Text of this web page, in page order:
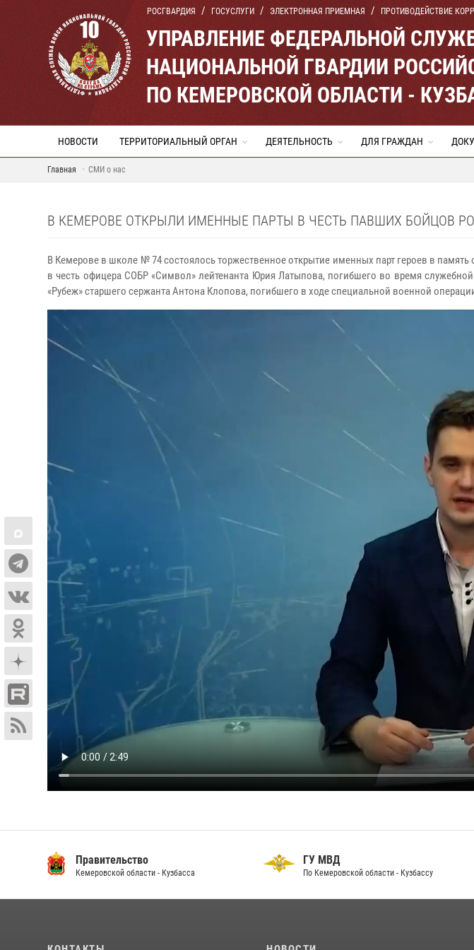
РОСГВАРДИЯ ГОСУСЛУГИ ЭЛЕКТРОННАЯ ПРИЕМНАЯ ПРОТИВОДЕЙСТВИЕ
УПРАВЛЕНИЕ ФЕДЕРАЛЬНОЙ
НАЦИОНАЛЬНОЙ ГВАРДИИ
ПО КЕМЕРОВСКОЙ ОБЛАСТИ -
НОВОСТИ ТЕРРИТОРИАЛЬНЫЙ ОРГАН ДЕЯТЕЛЬНОСТЬ ДЛЯ ГРАЖДАН
Главная СМИ о нас
В КЕМЕРОВЕ ОТКРЫЛИ ИМЕННЫЕ ПАРТЫ В ЧЕСТЬ ПАВШИХ БОЙЦОВ
В Кемерове в школе № 74 состоялось торжественное открытие именных парт героев в
в честь офицера СОБР «Символ» лейтенанта Юрия Латыпова, погибшего во время
«Рубеж» старшего сержанта Антона Клопова, погибшего в ходе специальной военной
Правительство
Кемеровской области - Кузбасса
ГУ МВД
По Кемеровской области - Кузбассу